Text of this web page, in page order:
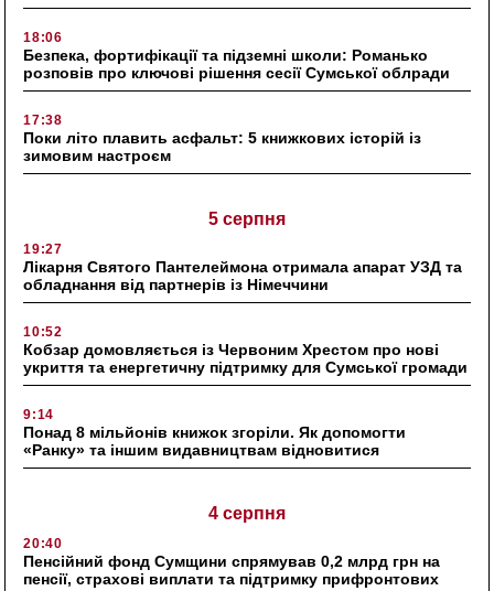
18:06
Безпека, фортифікації та підземні школи: Романько
розповів про ключові рішення сесії Сумської облради
17:38
Поки літо плавить асфальт: 5 книжкових історій із
зимовим настроєм
5 серпня
19:27
Лікарня Святого Пантелеймона отримала апарат УЗД та
обладнання від партнерів із Німеччини
10:52
Кобзар домовляється із Червоним Хрестом про нові
укриття та енергетичну підтримку для Сумської громади
9:14
Понад 8 мільйонів книжок згоріли. Як допомогти
«Ранку» та іншим видавництвам відновитися
4 серпня
20:40
Пенсійний фонд Сумщини спрямував 0,2 млрд грн на
пенсії, страхові виплати та підтримку прифронтових